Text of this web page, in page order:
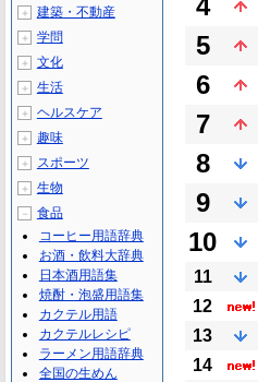
4
5
6
7
8
9
10
11
12
13
14
＋ 建築・不動産
＋ 学問
＋ 文化
＋ 生活
＋ ヘルスケア
＋ 趣味
＋ スポーツ
＋ 生物
－
食品
コーヒー用語辞典
お酒・飲料大辞典
日本酒用語集
焼酎・泡盛用語集
カクテル用語
カクテルレシピ
ラーメン用語辞典
全国の生めん